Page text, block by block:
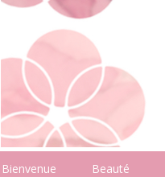
Bienvenue Beauté